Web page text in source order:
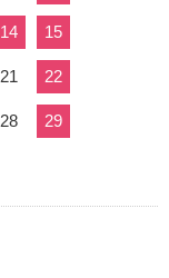
14 15
21 22
28 29